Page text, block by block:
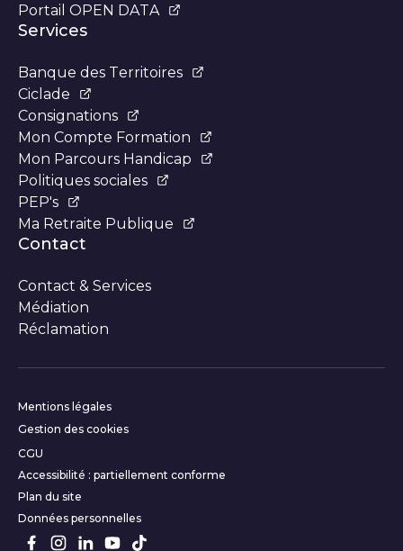
Portail OPEN DATA
Services
Banque des Territoires
Ciclade
Consignations
Mon Compte Formation
Mon Parcours Handicap
Politiques sociales
PEP's
Ma Retraite Publique
Contact
Contact & Services
Médiation
Réclamation
Informations
Mentions légales
Gestion des cookies
CGU
Accessibilité : partiellement conforme
Plan du site
Données personnelles
Suivez-nous sur les réseaux